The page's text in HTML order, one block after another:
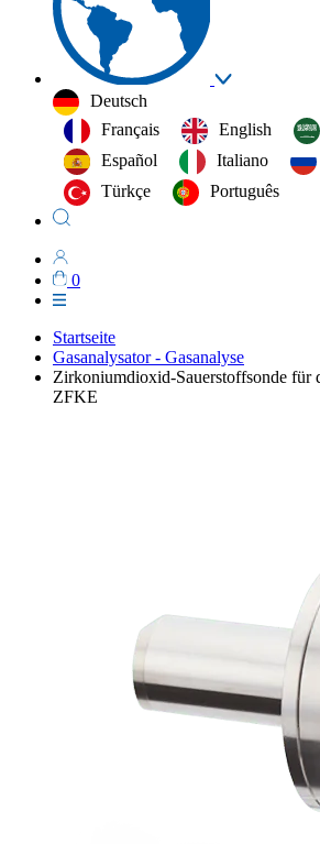
Deutsch
Français
English
Español
Italiano
Türkçe
Português
0
Startseite
Gasanalysator - Gasanalyse
Zirkoniumdioxid-Sauerstoffsonde für
ZFKE